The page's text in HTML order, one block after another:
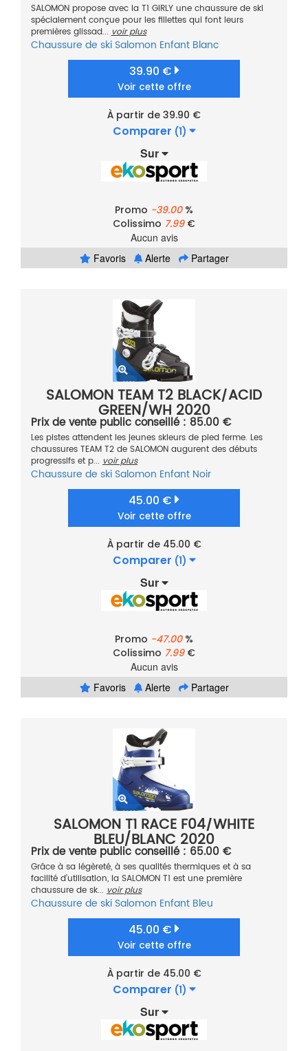
SALOMON propose avec la T1 GIRLY une chaussure de ski
spécialement conçue pour les fillettes qui font leurs
premières glissad... voir plus
Chaussure de ski Salomon Enfant Blanc
39.90 €
Voir cette offre
À partir de 39.90 €
Comparer (1)
Sur
Promo -39.00%
Colissimo 7.99€
Aucun avis
Favoris
Alerte Partager
SALOMON TEAM T2 BLACK/ACID
GREEN/WH 2020
Prix de vente public conseillé : 85.00 €
Les pistes attendent les jeunes skieurs de pied ferme. Les
chaussures TEAM T2 de SALOMON augurent des débuts
progressifs et p... voir plus
Chaussure de ski Salomon Enfant Noir
45.00 €
Voir cette offre
À partir de 45.00 €
Comparer (1)
Sur
Promo -47.00%
Colissimo 7.99€
Aucun avis
Favoris
Alerte Partager
SALOMON T1 RACE F04/WHITE
BLEU/BLANC 2020
Prix de vente public conseillé : 65.00 €
Grâce à sa légèreté, à ses qualités thermiques et à sa
facilité d’utilisation, la SALOMON T1 est une première
chaussure de sk... voir plus
Chaussure de ski Salomon Enfant Bleu
45.00 €
Voir cette offre
À partir de 45.00 €
Comparer (1)
Sur